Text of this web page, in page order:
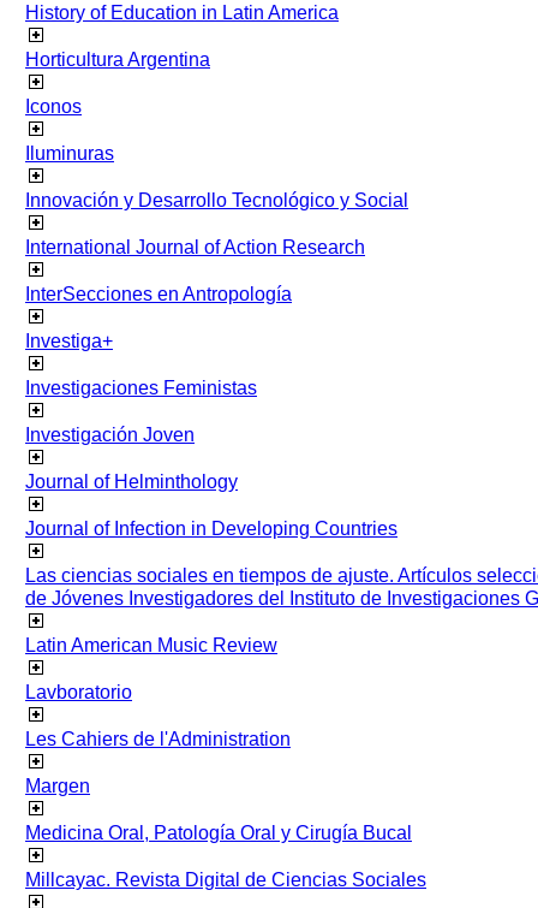
History of Education in Latin America
Horticultura Argentina
Iconos
Iluminuras
Innovación y Desarrollo Tecnológico y Social
International Journal of Action Research
InterSecciones en Antropología
Investiga+
Investigaciones Feministas
Investigación Joven
Journal of Helminthology
Journal of Infection in Developing Countries
Las ciencias sociales en tiempos de ajuste. Artículos
de Jóvenes Investigadores del Instituto de Investigaciones
Latin American Music Review
Lavboratorio
Les Cahiers de l'Administration
Margen
Medicina Oral, Patología Oral y Cirugía Bucal
Millcayac. Revista Digital de Ciencias Sociales